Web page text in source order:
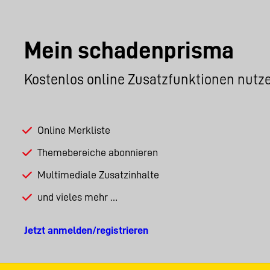
Mein schadenprisma
Kostenlos online Zusatzfunktionen
Online Merkliste
Themebereiche abonnieren
Multimediale Zusatzinhalte
und vieles mehr …
Jetzt anmelden/registrieren